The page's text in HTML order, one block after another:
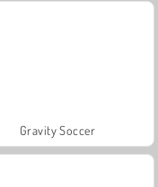
Gravity Soccer